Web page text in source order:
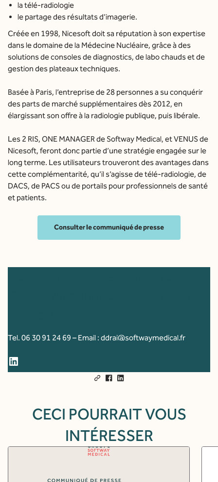
la télé-radiologie
le partage des résultats d’imagerie.
Créée en 1998, Nicesoft doit sa réputation à son expertise
dans le domaine de la Médecine Nucléaire, grâce à des
solutions de consoles de diagnostics, de labo chauds et de
gestion des plateaux techniques.
Basée à Paris, l’entreprise de 28 personnes a su conquérir
des parts de marché supplémentaires dès 2012, en
élargissant son offre à la radiologie publique, puis libérale.
Les 2 RIS, ONE MANAGER de Softway Medical, et VENUS de
Nicesoft, feront donc partie d’une stratégie engagée sur le
long terme. Les utilisateurs trouveront des avantages dans
cette complémentarité, qu’il s’agisse de télé-radiologie, de
DACS, de PACS ou de portails pour professionnels de santé
et patients.
Consulter le communiqué de presse
Tel. 06 30 91 24 69 – Email : ddrai@softwaymedical.fr
LinkedIn
CECI POURRAIT VOUS
INTÉRESSER